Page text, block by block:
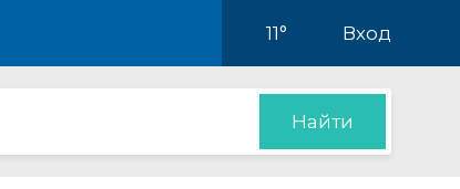
11° Вход
Найти